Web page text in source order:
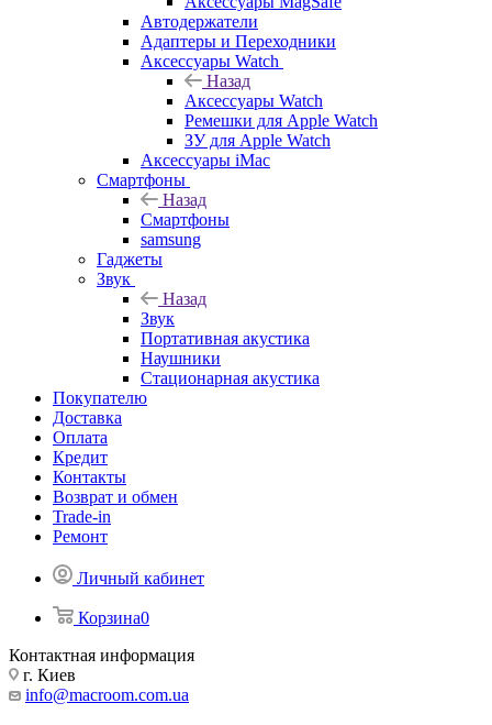
Автодержатели
Адаптеры и Переходники
Аксессуары Watch
Назад
Аксессуары Watch
Ремешки для Apple Watch
ЗУ для Apple Watch
Аксессуары iMac
Смартфоны
Назад
Смартфоны
samsung
Гаджеты
Звук
Назад
Звук
Портативная акустика
Наушники
Стационарная акустика
Покупателю
Доставка
Оплата
Кредит
Контакты
Возврат и обмен
Trade-in
Ремонт
Личный кабинет
Корзина0
Контактная информация
г. Киев
info@macroom.com.ua